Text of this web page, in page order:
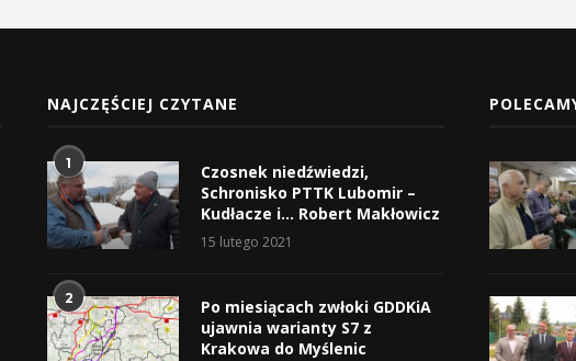
NAJCZĘŚCIEJ CZYTANE
1
Czosnek niedźwiedzi,
Schronisko PTTK Lubomir –
Kudłacze i… Robert Makłowicz
15 lutego 2021
2
Po miesiącach zwłoki GDDKiA
ujawnia warianty S7 z
Krakowa do Myślenic